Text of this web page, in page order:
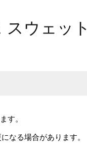
ウェット
す。
なる場合があります。